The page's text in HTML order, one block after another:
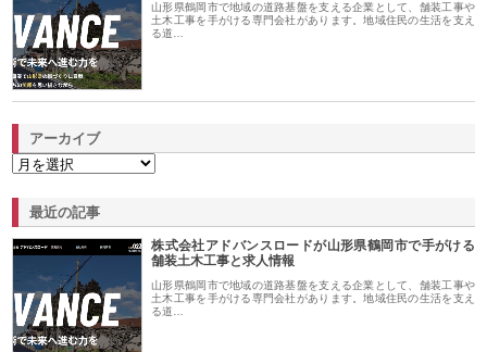
山形県鶴岡市で地域の道路基盤を支える企業として、舗装工事や
土木工事を手がける専門会社があります。地域住民の生活を支え
る道…
アーカイブ
最近の記事
株式会社アドバンスロードが山形県鶴岡市で手がける
舗装土木工事と求人情報
山形県鶴岡市で地域の道路基盤を支える企業として、舗装工事や
土木工事を手がける専門会社があります。地域住民の生活を支え
る道…